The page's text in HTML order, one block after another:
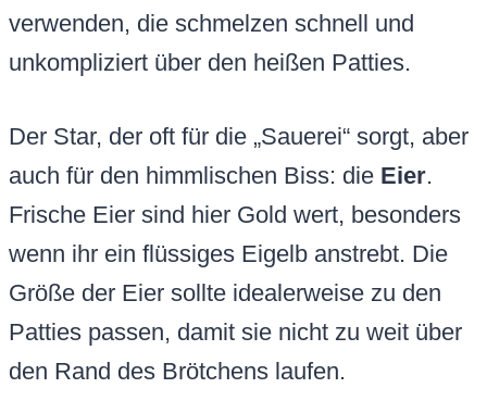
verwenden, die schmelzen schnell und
unkompliziert über den heißen Patties.
Der Star, der oft für die „Sauerei“ sorgt, aber
auch für den himmlischen Biss: die Eier.
Frische Eier sind hier Gold wert, besonders
wenn ihr ein flüssiges Eigelb anstrebt. Die
Größe der Eier sollte idealerweise zu den
Patties passen, damit sie nicht zu weit über
den Rand des Brötchens laufen.